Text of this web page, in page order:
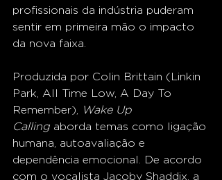
profissionais da indústria puderam
sentir em primeira mão o impacto
da nova faixa.
Produzida por Colin Brittain (Linkin
Park, All Time Low, A Day To
Remember),
Wake Up
Calling aborda temas como ligação
humana, autoavaliação e
dependência emocional. De acordo
com o vocalista Jacoby Shaddix, a